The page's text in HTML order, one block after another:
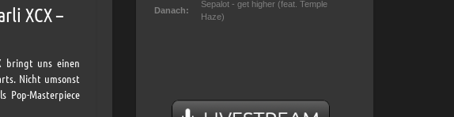
XCX –
bringt uns einen
Nicht umsonst
Masterpiece